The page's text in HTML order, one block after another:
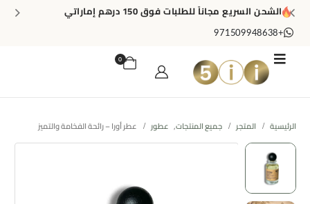
الشحن السريع مجاناً للطلبات فوق 150 درهم إماراتي
+971509948638
0
الرئيسية المتجر جميع المنتجات, عطور عطر أورا – رائحة الفخامة والتميز